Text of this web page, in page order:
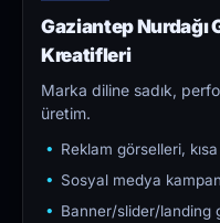
Gaziantep Nurdağı
Kreatifleri
Marka diline sadık,
üretim.
Reklam görselleri,
Sosyal medya
Banner/slider/landing